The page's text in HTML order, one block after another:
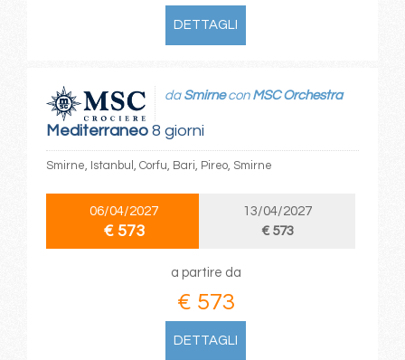
DETTAGLI
Mediterraneo8 giorni
da Smirnecon MSC Orchestra
Smirne, Istanbul, Corfu, Bari, Pireo, Smirne
06/04/2027
€ 573
13/04/2027
€ 573
a partire da
€ 573
DETTAGLI